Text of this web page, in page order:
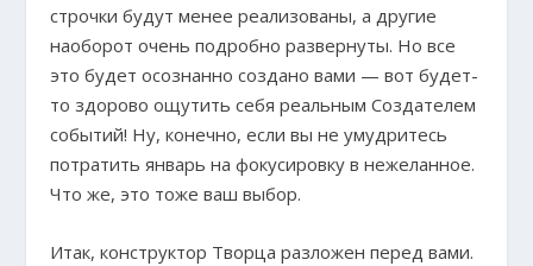
строчки будут менее реализованы, а другие
наоборот очень подробно развернуты. Но все
это будет осознанно создано вами — вот будет-
то здорово ощутить себя реальным Создателем
событий! Ну, конечно, если вы не умудритесь
потратить январь на фокусировку в нежеланное.
Что же, это тоже ваш выбор.
Итак, конструктор Творца разложен перед вами.